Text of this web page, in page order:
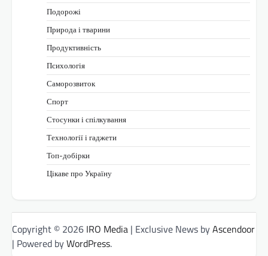
Подорожі
Природа і тварини
Продуктивність
Психологія
Саморозвиток
Спорт
Стосунки і спілкування
Технології і гаджети
Топ-добірки
Цікаве про Україну
Copyright © 2026 IRO Media | Exclusive News byAscendoor
| Powered byWordPress.